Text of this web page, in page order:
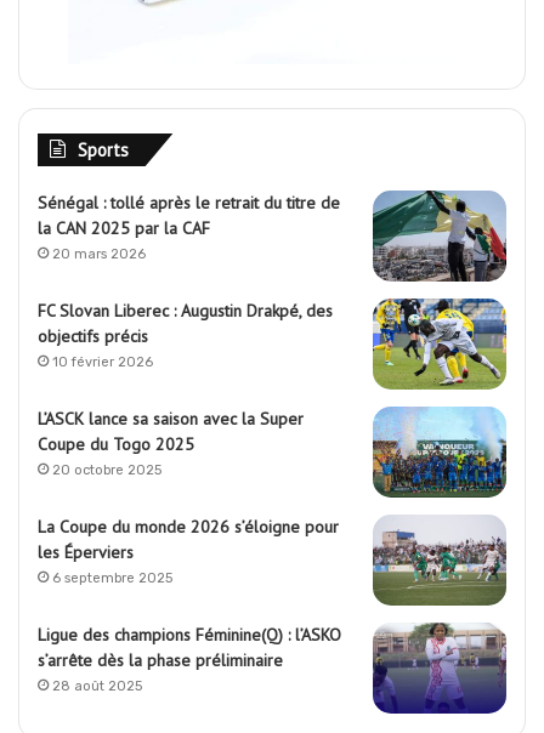
Sports
Sénégal : tollé après le retrait du titre de
la CAN 2025 par la CAF
20 mars 2026
FC Slovan Liberec : Augustin Drakpé, des
objectifs précis
10 février 2026
L’ASCK lance sa saison avec la Super
Coupe du Togo 2025
20 octobre 2025
La Coupe du monde 2026 s’éloigne pour
les Éperviers
6 septembre 2025
Ligue des champions Féminine(Q) : l’ASKO
s’arrête dès la phase préliminaire
28 août 2025